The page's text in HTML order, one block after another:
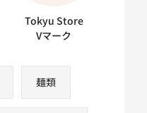
Tokyu Store
Vマーク
麺類